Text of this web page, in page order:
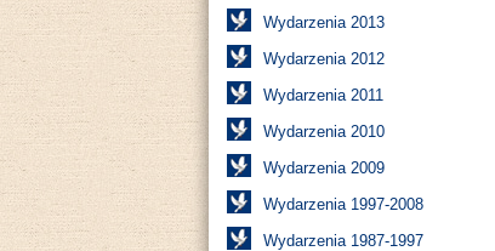
Wydarzenia 2013
Wydarzenia 2012
Wydarzenia 2011
Wydarzenia 2010
Wydarzenia 2009
Wydarzenia 1997-2008
Wydarzenia 1987-1997